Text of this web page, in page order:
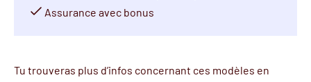
Assurance avec bonus
Tu trouveras plus d’infos concernant ces modèles en